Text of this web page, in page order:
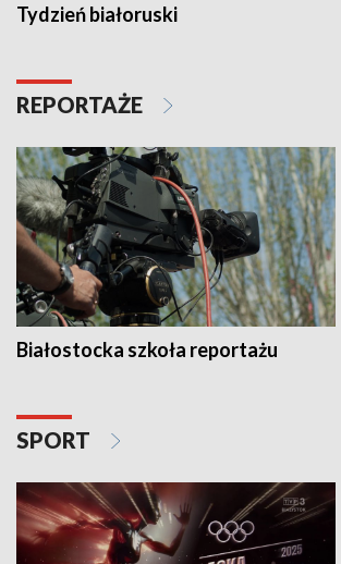
Tydzień białoruski
REPORTAŻE
Białostocka szkoła reportażu
SPORT